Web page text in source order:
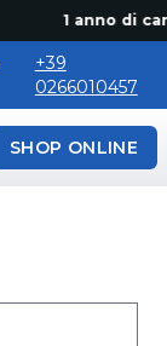
1 anno di
+39
0266010457
SHOP ONLINE